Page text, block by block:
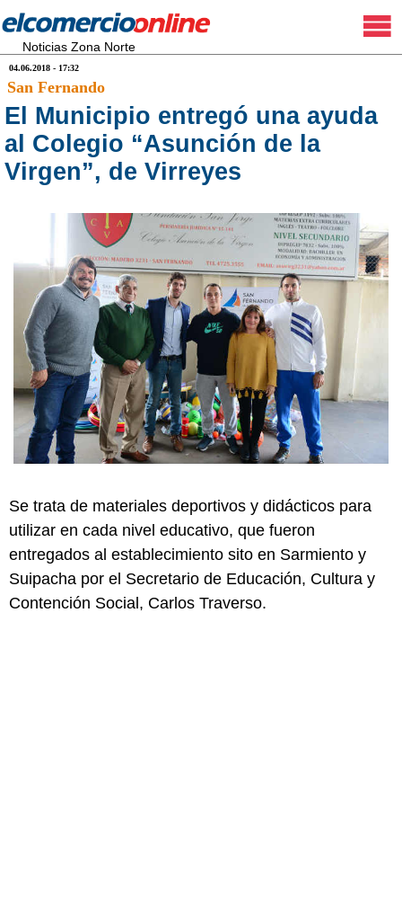
Noticias Zona Norte
04.06.2018 - 17:32
San Fernando
El Municipio entregó una ayuda
al Colegio “Asunción de la
Virgen”, de Virreyes
Se trata de materiales deportivos y didácticos para
utilizar en cada nivel educativo, que fueron
entregados al establecimiento sito en Sarmiento y
Suipacha por el Secretario de Educación, Cultura y
Contención Social, Carlos Traverso.